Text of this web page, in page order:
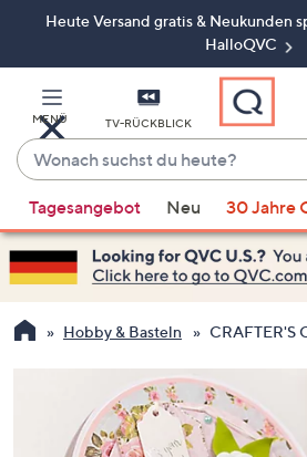
ZumHeute Versand gratis & Neukunden
HalloQVC
MENÜ TV-RÜCKBLICK
Wonach
suchst
du
heute?
Vorschläge
verfügbar
sind,
verwenden
Sie
Tagesangebot Neu 30 Jahre
Hobby & Basteln CRAFTER'S